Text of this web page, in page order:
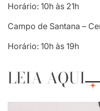
Horário: 10h às 21h
Campo de Santana –
Horário: 10h às 19h
LEIA AQUI